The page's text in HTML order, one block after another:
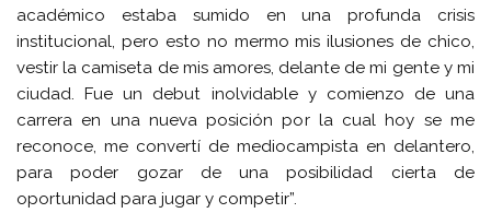
académico estaba sumido en una profunda crisis
institucional, pero esto no mermo mis ilusiones de chico,
vestir la camiseta de mis amores, delante de mi gente y mi
ciudad. Fue un debut inolvidable y comienzo de una
carrera en una nueva posición por la cual hoy se me
reconoce, me convertí de mediocampista en delantero,
para poder gozar de una posibilidad cierta de
oportunidad para jugar y competir”.